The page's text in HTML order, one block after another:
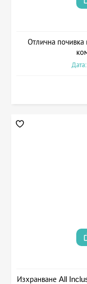
Отлична
Изхранване All